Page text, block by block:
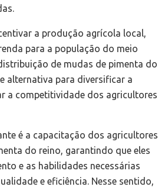
a produção agrícola local,
para a população do meio
de mudas de pimenta do
alternativa para diversificar a
a competitividade dos agricultores
é a capacitação dos agricultores
do reino, garantindo que eles
e as habilidades necessárias
e eficiência. Nesse sentido,